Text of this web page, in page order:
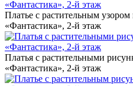
Платье с растительным
«Фантастика», 2-й этаж
Платья с растительными
«Фантастика», 2-й этаж